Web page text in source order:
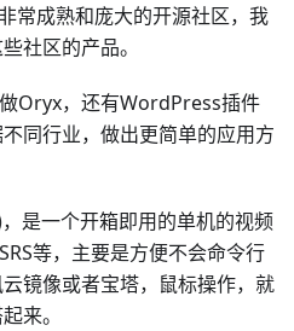
常成熟和庞大的开源社区，我
社区的产品。
Oryx，还有WordPress插件
同行业，做出更简单的应用方
是一个开箱即用的单机的视频
等，主要是方便不会命令行
镜像或者宝塔，鼠标操作，就
来。